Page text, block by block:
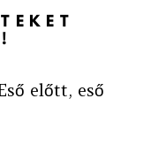
előtt, eső